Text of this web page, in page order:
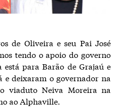
de Oliveira e seu Pai José
tendo o apoio do governo
para Barão de Grajaú e
e deixaram o governador na
viaduto Neiva Moreira na
ao Alphaville.